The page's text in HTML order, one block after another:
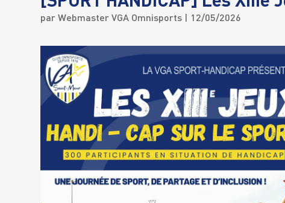
parWebmaster VGA Omnisports | 12/05/2026